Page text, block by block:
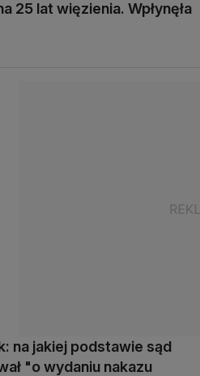
25 lat więzienia. Wpłynęła
na jakiej podstawie sąd
"o wydaniu nakazu